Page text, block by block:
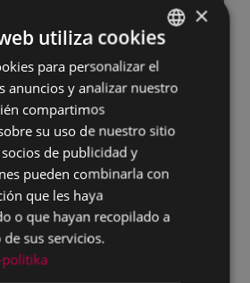
Gune Morea estará
de Amaña
BASQUE
SPANISH
×
utiliza cookies
para personalizar el
anuncios y analizar nuestro
compartimos
su uso de nuestro sitio
de publicidad y
pueden combinarla con
que les haya
o que hayan recopilado a
sus servicios.